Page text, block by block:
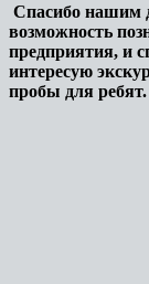
Спасибо нашим
возможность
предприятия, и
интересую
пробы для ребят.